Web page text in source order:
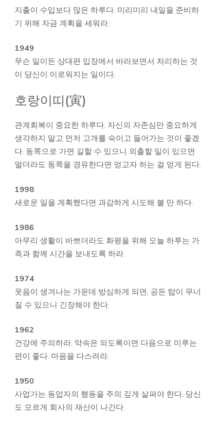
지출이 수입보다 많은 하루다. 미리미리 내일을 준비하
기 위해 자금 계획을 세워라.
1949
무슨 일이든 상대편 입장에서 바라보면서 처리하는 것
이 당신이 이로워지는 일이다.
호랑이띠(寅)
관계회복이 중요한 하루다. 자신의 자존심만 중요하게
생각하지 말고 먼저 고개를 숙이고 들어가는 것이 좋겠
다. 동쪽으로 가면 길할 수 있으니 외출할 일이 있으면
멀더라도 동쪽을 경유한다면 얻고자 하는 걸 얻게 된다.
1998
새로운 일을 계획했다면 과감하게 시도해 볼 만 하다.
1986
아무리 생활이 바쁘더라도 화평을 위해 오늘 하루는 가
족과 함께 시간을 보내도록 하라.
1974
웃음이 생겨나는 가운데 방심하게 되면, 공든 탑이 무너
질 수 있으니 긴장해야 한다.
1962
건강에 주의하라. 약속은 되도록이면 다음으로 미루는
편이 좋다. 마음을 다스려라.
1950
사업가는 동업자의 행동을 주의 깊게 살펴야 한다. 당신
도 모르게 회사의 재산이 나간다.